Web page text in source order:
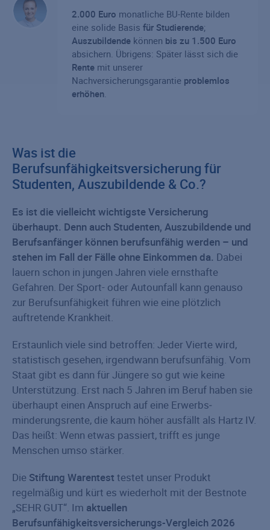
2.000 Euro monatliche BU-Rente bilden
eine solide Basis für Studierende;
Auszubildende können bis zu 1.500 Euro
absichern. Übrigens: Später lässt sich die
Rente mit unserer
Nachversicherungsgarantie problemlos
erhöhen.
Was ist die
Berufsunfähigkeitsversicherung für
Studenten, Auszubildende & Co.?
Es ist die vielleicht wichtigste Versicherung
überhaupt. Denn auch Studenten, Auszubildende und
Berufsanfänger können berufsunfähig werden – und
stehen im Fall der Fälle ohne Einkommen da. Dabei
lauern schon in jungen Jahren viele ernsthafte
Gefahren. Der Sport- oder Autounfall kann genauso
zur Berufsunfähigkeit führen wie eine plötzlich
auftretende Krankheit.
Erstaunlich viele sind betroffen: Jeder Vierte wird,
statistisch gesehen, irgendwann berufsunfähig. Vom
Staat gibt es dann für Jüngere so gut wie keine
Unterstützung. Erst nach 5 Jahren im Beruf haben sie
überhaupt einen Anspruch auf eine Erwerbs­
minderungs­rente, die kaum höher ausfällt als Hartz IV.
Das heißt: Wenn etwas passiert, trifft es junge
Menschen umso stärker.
Die Stiftung Warentest testet unser Produkt
regelmäßig und kürt es wiederholt mit der Bestnote
„SEHR GUT“. Im aktuellen
Berufsunfähigkeitsversicherungs-Vergleich 2026